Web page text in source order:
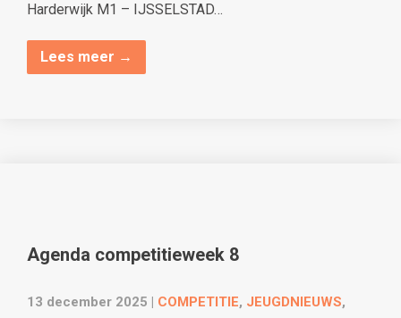
Harderwijk M1 – IJSSELSTAD…
Lees meer →
Agenda competitieweek 8
13 december 2025 COMPETITIE, JEUGDNIEUWS,